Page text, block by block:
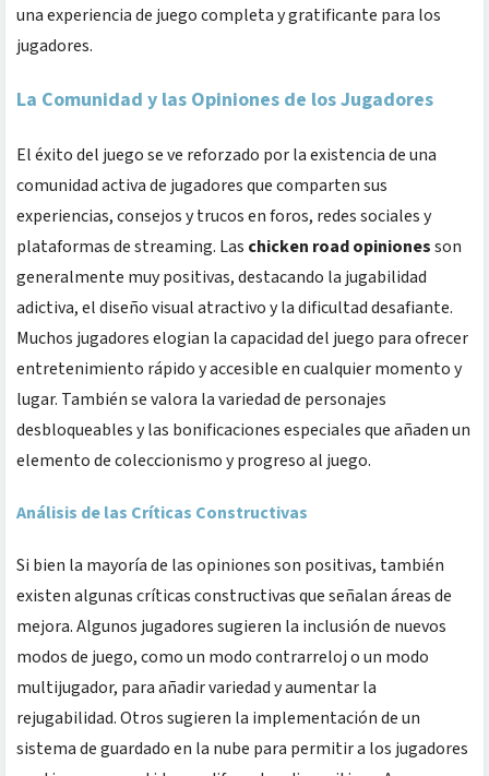
una experiencia de juego completa y gratificante para los
jugadores.
La Comunidad y las Opiniones de los Jugadores
El éxito del juego se ve reforzado por la existencia de una
comunidad activa de jugadores que comparten sus
experiencias, consejos y trucos en foros, redes sociales y
plataformas de streaming. Las chicken road opinionesson
generalmente muy positivas, destacando la jugabilidad
adictiva, el diseño visual atractivo y la dificultad desafiante.
Muchos jugadores elogian la capacidad del juego para ofrecer
entretenimiento rápido y accesible en cualquier momento y
lugar. También se valora la variedad de personajes
desbloqueables y las bonificaciones especiales que añaden un
elemento de coleccionismo y progreso al juego.
Análisis de las Críticas Constructivas
Si bien la mayoría de las opiniones son positivas, también
existen algunas críticas constructivas que señalan áreas de
mejora. Algunos jugadores sugieren la inclusión de nuevos
modos de juego, como un modo contrarreloj o un modo
multijugador, para añadir variedad y aumentar la
rejugabilidad. Otros sugieren la implementación de un
sistema de guardado en la nube para permitir a los jugadores